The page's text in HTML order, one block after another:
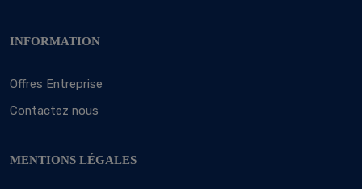
INFORMATION
Offres Entreprise
Contactez nous
MENTIONS LÉGALES